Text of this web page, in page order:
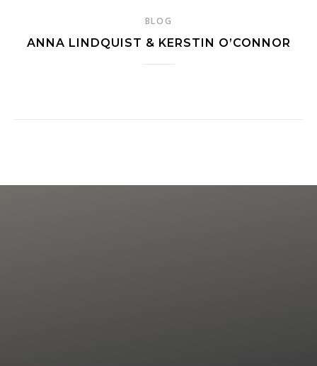
BLOG
ANNA LINDQUIST & KERSTIN O’CONNOR